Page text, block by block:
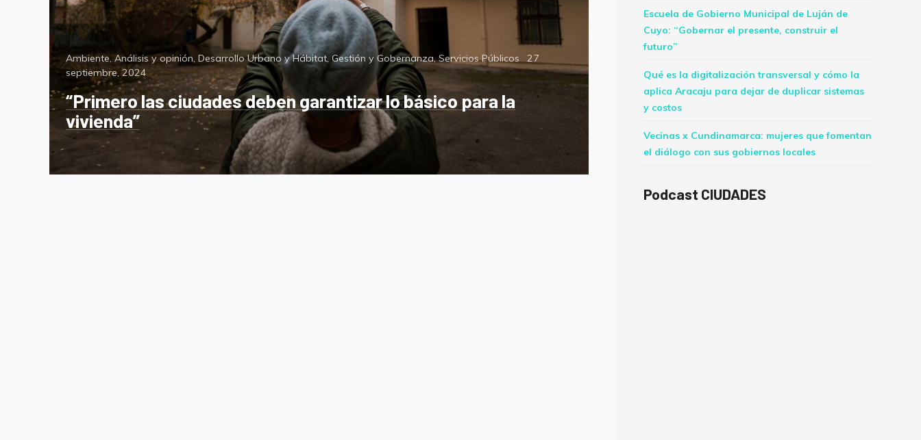
Categorías
Ambiente,Análisis y opinión,Desarrollo Urbano y Hábitat,Gestión y Gobernanza,Servicios Públicos
Posted
on
27
septiembre, 2024
“Primero las ciudades deben garantizar lo básico para la
vivienda”
Escuela de Gobierno Municipal de Luján de
Cuyo: “Gobernar el presente, construir el
futuro”
Qué es la digitalización transversal y cómo la
aplica Aracaju para dejar de duplicar sistemas
y costos
Vecinas x Cundinamarca: mujeres que fomentan
el diálogo con sus gobiernos locales
Podcast CIUDADES